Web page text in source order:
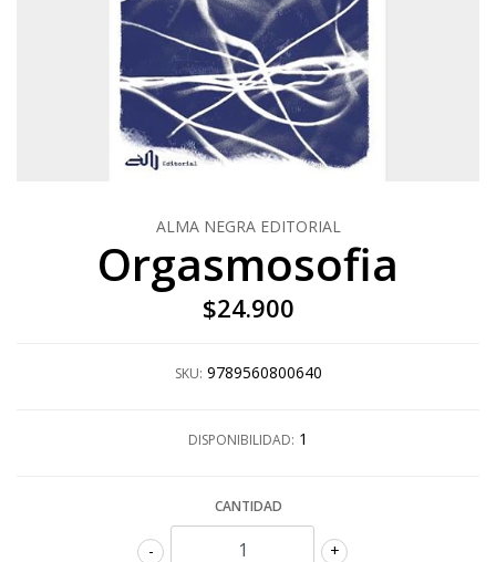
ALMA NEGRA EDITORIAL
Orgasmosofia
$24.900
SKU: 9789560800640
DISPONIBILIDAD: 1
CANTIDAD
+
-